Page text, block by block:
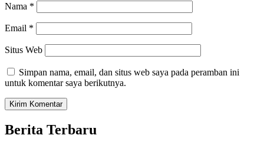
Nama *
Email *
Situs Web
Simpan nama, email, dan situs web saya pada peramban ini
untuk komentar saya berikutnya.
Berita Terbaru